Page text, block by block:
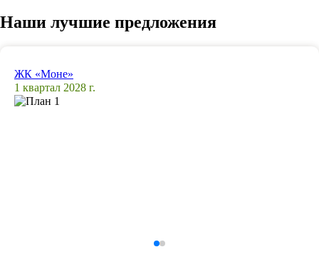
Наши лучшие предложения
ЖК «Моне»
1 квартал 2028 г.